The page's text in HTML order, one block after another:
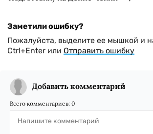
Заметили ошибку?
Пожалуйста, выделите ее мышкой и
Ctrl+Enter или Отправить ошибку
Добавить комментарий
Всего комментариев: 0